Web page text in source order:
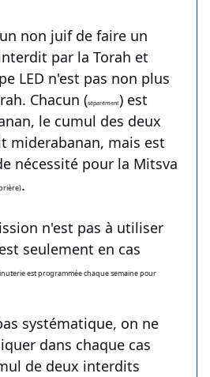
non juif de faire un
par la Torah et
LED n'est pas non plus
Chacun (séparément) est
le cumul des deux
miderabanan, mais est
nécessité pour la Mitsva
.
n'est pas à utiliser
seulement en cas
est programmée chaque semaine pour
systématique, on ne
dans chaque cas
de deux interdits